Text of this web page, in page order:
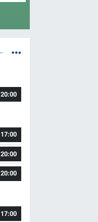
20:00
17:00
20:00
20:00
17:00